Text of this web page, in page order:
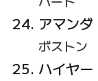
アマンダ
ボストン
ハイヤー